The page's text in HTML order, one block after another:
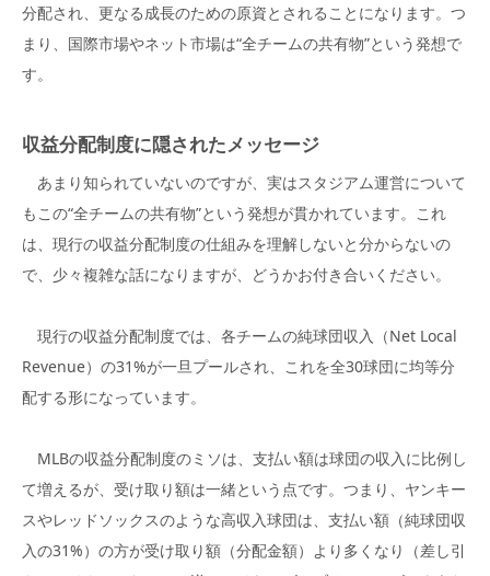
分配され、更なる成長のための原資とされることになります。つ
まり、国際市場やネット市場は“全チームの共有物”という発想で
す。
収益分配制度に隠されたメッセージ
あまり知られていないのですが、実はスタジアム運営について
もこの“全チームの共有物”という発想が貫かれています。これ
は、現行の収益分配制度の仕組みを理解しないと分からないの
で、少々複雑な話になりますが、どうかお付き合いください。
現行の収益分配制度では、各チームの純球団収入（Net Local
Revenue）の31%が一旦プールされ、これを全30球団に均等分
配する形になっています。
MLBの収益分配制度のミソは、支払い額は球団の収入に比例し
て増えるが、受け取り額は一緒という点です。つまり、ヤンキー
スやレッドソックスのような高収入球団は、支払い額（純球団収
入の31%）の方が受け取り額（分配金額）より多くなり（差し引